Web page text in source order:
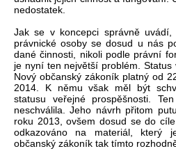
nedostatek.
Jak se v koncepci správně uvádí,
právnické osoby se dosud u nás
dané činnosti, nikoli podle právní
je nyní ten největší problém.
Nový občanský zákoník platný od
2014. K němu však měl být
statusu veřejné prospěšnosti.
neschválila. Jeho návrh přitom
roku 2013, ovšem dosud se do
odkazováno na materiál, který
občanský zákoník tak tímto